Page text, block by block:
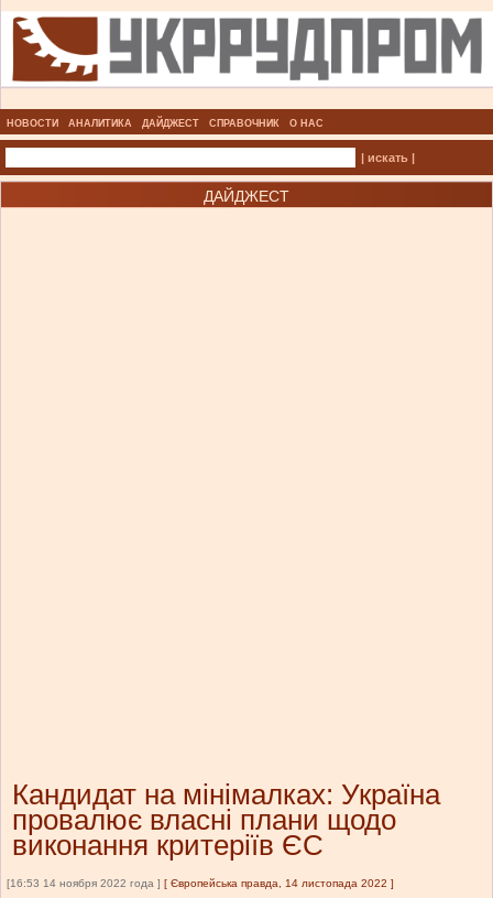
НОВОСТИ АНАЛИТИКА ДАЙДЖЕСТ СПРАВОЧНИК О НАС
| искать |
ДАЙДЖЕСТ
Кандидат на мінімалках: Україна
провалює власні плани щодо
виконання критеріїв ЄС
[16:53 14 ноября 2022 года ] [ Європейська правда, 14 листопада 2022 ]